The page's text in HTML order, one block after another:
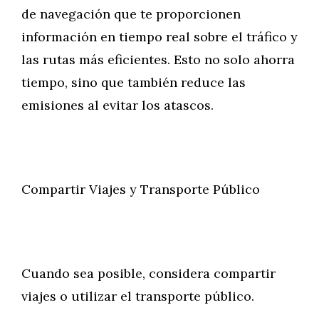
de navegación que te proporcionen
información en tiempo real sobre el tráfico y
las rutas más eficientes. Esto no solo ahorra
tiempo, sino que también reduce las
emisiones al evitar los atascos.
Compartir Viajes y Transporte Público
Cuando sea posible, considera compartir
viajes o utilizar el transporte público.